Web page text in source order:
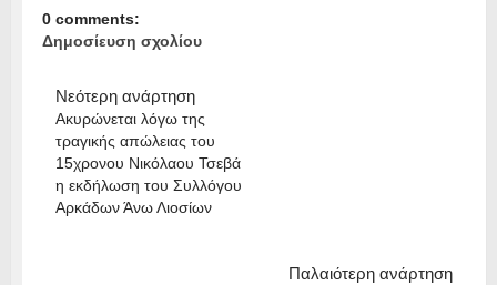
0 comments:
Δημοσίευση σχολίου
Νεότερη ανάρτηση
Ακυρώνεται λόγω της
τραγικής απώλειας του
15χρονου Νικόλαου Τσεβά
η εκδήλωση του Συλλόγου
Αρκάδων Άνω Λιοσίων
Παλαιότερη ανάρτηση